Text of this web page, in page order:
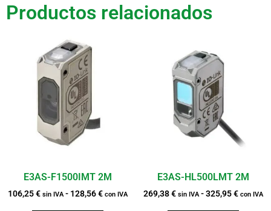
Productos relacionados
E3AS-F1500IMT 2M
106,25€ sin IVA - 128,56€ con IVA
E3AS-HL500LMT 2M
269,38€ sin IVA -325,95€ con IVA